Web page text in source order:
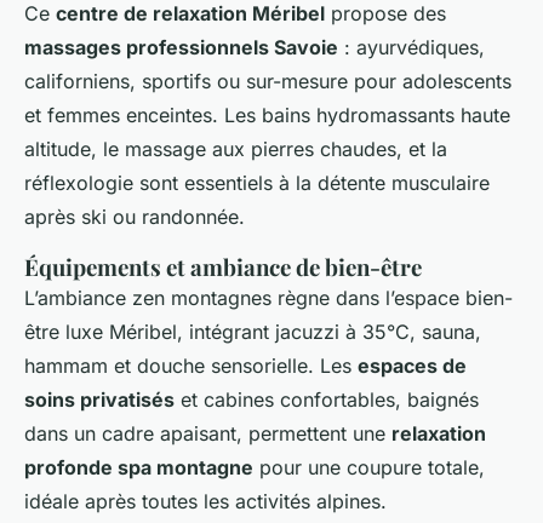
Ce centre de relaxation Méribel propose des
massages professionnels Savoie : ayurvédiques,
californiens, sportifs ou sur-mesure pour adolescents
et femmes enceintes. Les bains hydromassants haute
altitude, le massage aux pierres chaudes, et la
réflexologie sont essentiels à la détente musculaire
après ski ou randonnée.
Équipements et ambiance de bien-être
L’ambiance zen montagnes règne dans l’espace bien-
être luxe Méribel, intégrant jacuzzi à 35°C, sauna,
hammam et douche sensorielle. Les espaces de
soins privatisés et cabines confortables, baignés
dans un cadre apaisant, permettent une relaxation
profonde spa montagne pour une coupure totale,
idéale après toutes les activités alpines.